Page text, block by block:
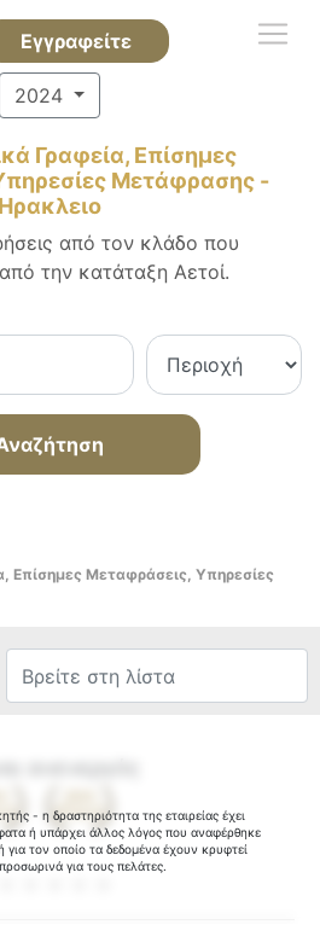
Εγγραφείτε
2024
Γραφεία, Επίσημες
Μετάφρασης -
Ηρακλειο
από τον κλάδο που
την κατάταξη Αετοί.
Επίσημες Μεταφράσεις, Υπηρεσίες
- η δραστηριότητα της εταιρείας έχει
ή υπάρχει άλλος λόγος που αναφέρθηκε
για τον οποίο τα δεδομένα έχουν κρυφτεί
προσωρινά για τους πελάτες.